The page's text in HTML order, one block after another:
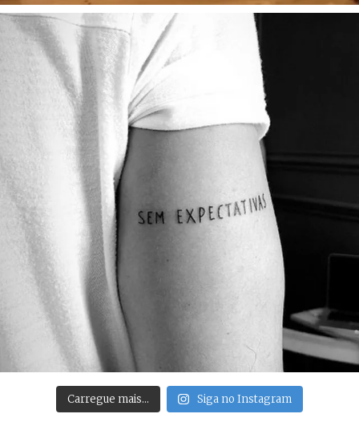
Carregue mais… Siga no Instagram